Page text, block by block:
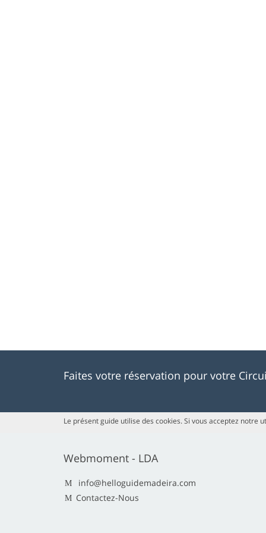
Faites votre réservation pour votre
Le présent guide utilise des cookies. Si vous acceptez
Webmoment - LDA
info@helloguidemadeira.com
Contactez-Nous